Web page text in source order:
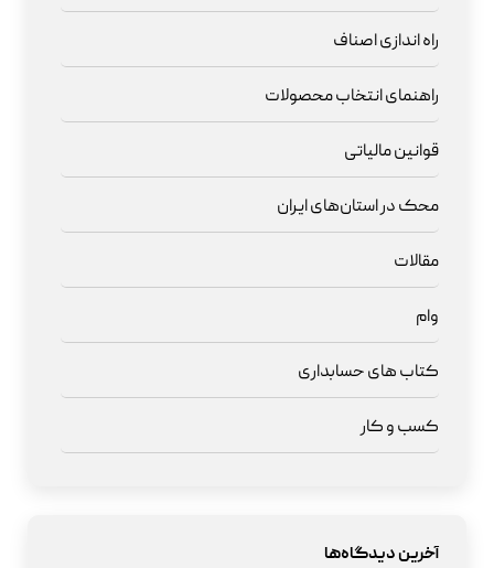
راه اندازی اصناف
راهنمای انتخاب محصولات
قوانین مالیاتی
محک در استان‌های ایران
مقالات
وام
کتاب های حسابداری
کسب و کار
آخرین دیدگاه‌ها